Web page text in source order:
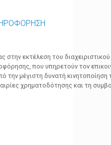
στην εκτέλεση του
που υπηρετούν τον
την μέγιστη δυνατή
χρηματοδότησης και τη